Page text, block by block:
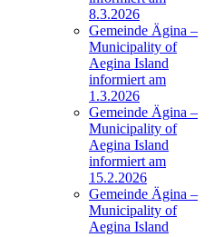
8.3.2026
Gemeinde Ägina –
Municipality of
Aegina Island
informiert am
1.3.2026
Gemeinde Ägina –
Municipality of
Aegina Island
informiert am
15.2.2026
Gemeinde Ägina –
Municipality of
Aegina Island